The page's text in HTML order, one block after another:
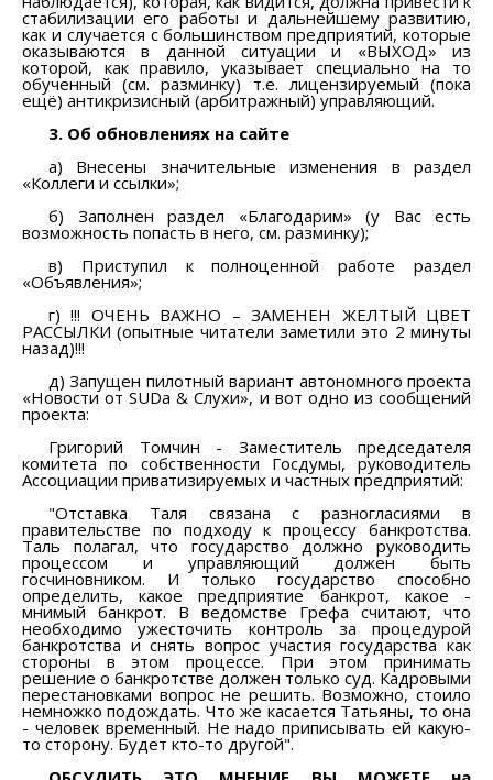
стабилизации его работы и дальнейшему развитию,
как и случается с большинством предприятий, которые
оказываются в данной ситуации и «ВЫХОД» из
которой, как правило, указывает специально на то
обученный (см. разминку) т.е. лицензируемый (пока
ещё) антикризисный (арбитражный) управляющий.
3. Об обновлениях на сайте
а) Внесены значительные изменения в раздел
«Коллеги и ссылки»;
б) Заполнен раздел «Благодарим» (у Вас есть
возможность попасть в него, см. разминку);
в) Приступил к полноценной работе раздел
«Объявления»;
г) !!! ОЧЕНЬ ВАЖНО – ЗАМЕНЕН ЖЕЛТЫЙ ЦВЕТ
РАССЫЛКИ (опытные читатели заметили это 2 минуты
назад)!!!
д) Запущен пилотный вариант автономного проекта
«Новости от SUDа & Слухи», и вот одно из сообщений
проекта:
Григорий Томчин - Заместитель председателя
комитета по собственности Госдумы, руководитель
Ассоциации приватизируемых и частных предприятий:
"Отставка Таля связана с разногласиями в
правительстве по подходу к процессу банкротства.
Таль полагал, что государство должно руководить
процессом и управляющий должен быть
госчиновником. И только государство способно
определить, какое предприятие банкрот, какое -
мнимый банкрот. В ведомстве Грефа считают, что
необходимо ужесточить контроль за процедурой
банкротства и снять вопрос участия государства как
стороны в этом процессе. При этом принимать
решение о банкротстве должен только суд. Кадровыми
перестановками вопрос не решить. Возможно, стоило
немножко подождать. Что же касается Татьяны, то она
- человек временный. Не надо приписывать ей какую-
то сторону. Будет кто-то другой".